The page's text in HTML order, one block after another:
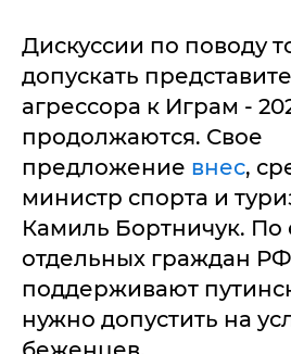
Дискуссии по поводу
допускать
агрессора к Играм -
продолжаются. Свое
предложение внес,
министр спорта и
Камиль Бортничук.
отдельных граждан
поддерживают
нужно допустить на